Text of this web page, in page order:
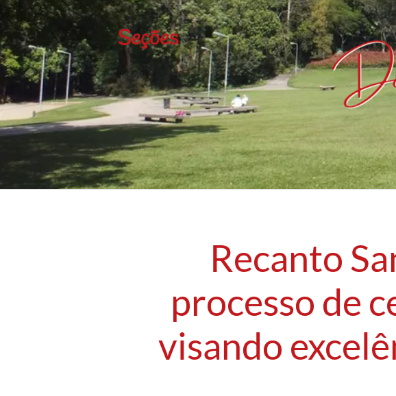
Seções
Recanto
processo de
visando